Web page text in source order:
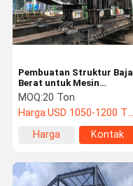
Pembuatan Struktur Baja
Berat untuk Mesin
Pembuatan Gerbang
Jembatan
MOQ:20 Ton
Harga:USD 1050-1200 TON
Harga
Kontak